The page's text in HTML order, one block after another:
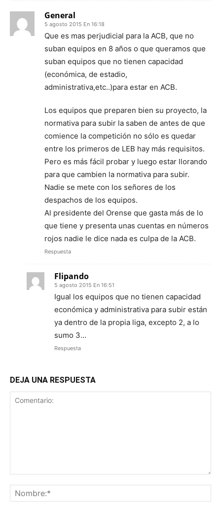
General
5 agosto 2015 En 16:18
Que es mas perjudicial para la ACB, que no
suban equipos en 8 años o que queramos que
suban equipos que no tienen capacidad
(económica, de estadio,
administrativa,etc..)para estar en ACB.
Los equipos que preparen bien su proyecto, la
normativa para subir la saben de antes de que
comience la competición no sólo es quedar
entre los primeros de LEB hay más requisitos.
Pero es más fácil probar y luego estar llorando
para que cambien la normativa para subir.
Nadie se mete con los señores de los
despachos de los equipos.
Al presidente del Orense que gasta más de lo
que tiene y presenta unas cuentas en números
rojos nadie le dice nada es culpa de la ACB.
Respuesta
Flipando
5 agosto 2015 En 16:51
Igual los equipos que no tienen capacidad
económica y administrativa para subir están
ya dentro de la propia liga, excepto 2, a lo
sumo 3…
Respuesta
DEJA UNA RESPUESTA